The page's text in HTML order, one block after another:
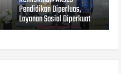
Pendidikan Diperluas,
Layanan Sosial Diperkuat